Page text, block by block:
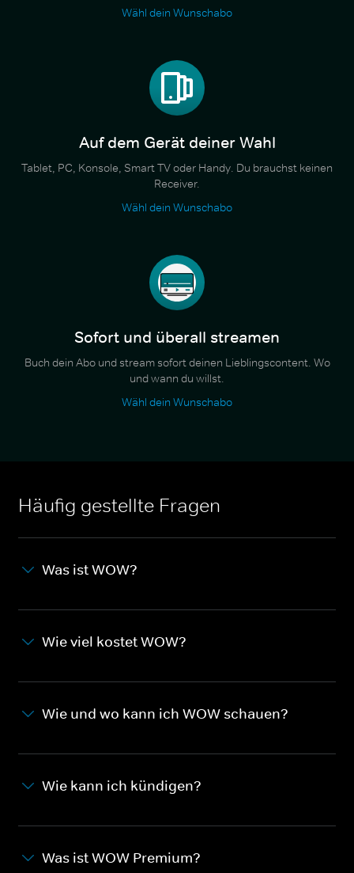
Wähl dein Wunschabo
Auf dem Gerät deiner Wahl
Tablet, PC, Konsole, Smart TV oder Handy. Du brauchst keinen
Receiver.
Wähl dein Wunschabo
Sofort und überall streamen
Buch dein Abo und stream sofort deinen Lieblingscontent. Wo
und wann du willst.
Wähl dein Wunschabo
Häufig gestellte Fragen
Was ist WOW?
Wie viel kostet WOW?
Wie und wo kann ich WOW schauen?
Wie kann ich kündigen?
Was ist WOW Premium?